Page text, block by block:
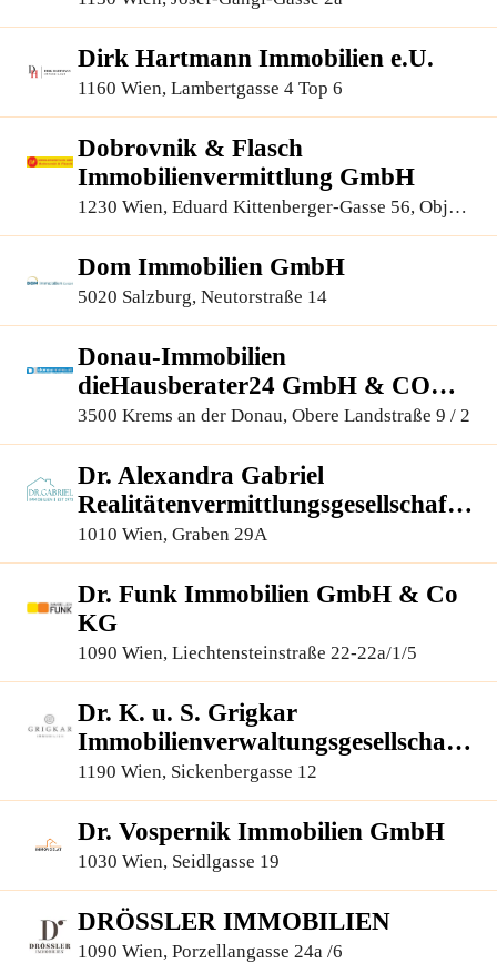
Dirk Hartmann Immobilien e.U.
1160 Wien, Lambertgasse 4 Top 6
Dobrovnik & Flasch
Immobilienvermittlung GmbH
1230 Wien, Eduard Kittenberger-Gasse 56, Objekt
Dom Immobilien GmbH
5020 Salzburg, Neutorstraße 14
Donau-Immobilien
dieHausberater24 GmbH & CO
KG
3500 Krems an der Donau, Obere Landstraße 9 / 2
Dr. Alexandra Gabriel
Realitätenvermittlungsgesellschaft
m.b.H.
1010 Wien, Graben 29A
Dr. Funk Immobilien GmbH & Co
KG
1090 Wien, Liechtensteinstraße 22-22a/1/5
Dr. K. u. S. Grigkar
Immobilienverwaltungsgesellschaft
m.b.H.
1190 Wien, Sickenbergasse 12
Dr. Vospernik Immobilien GmbH
1030 Wien, Seidlgasse 19
DRÖSSLER IMMOBILIEN
1090 Wien, Porzellangasse 24a /6